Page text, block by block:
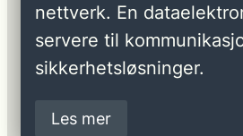
nettverk. En
servere til
sikkerhetsløsninger.
Les mer